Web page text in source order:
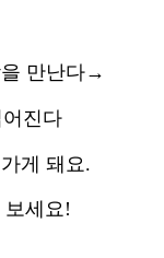
만난다→
진다
게 돼요.
세요!